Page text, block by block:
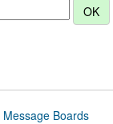
Message Boards